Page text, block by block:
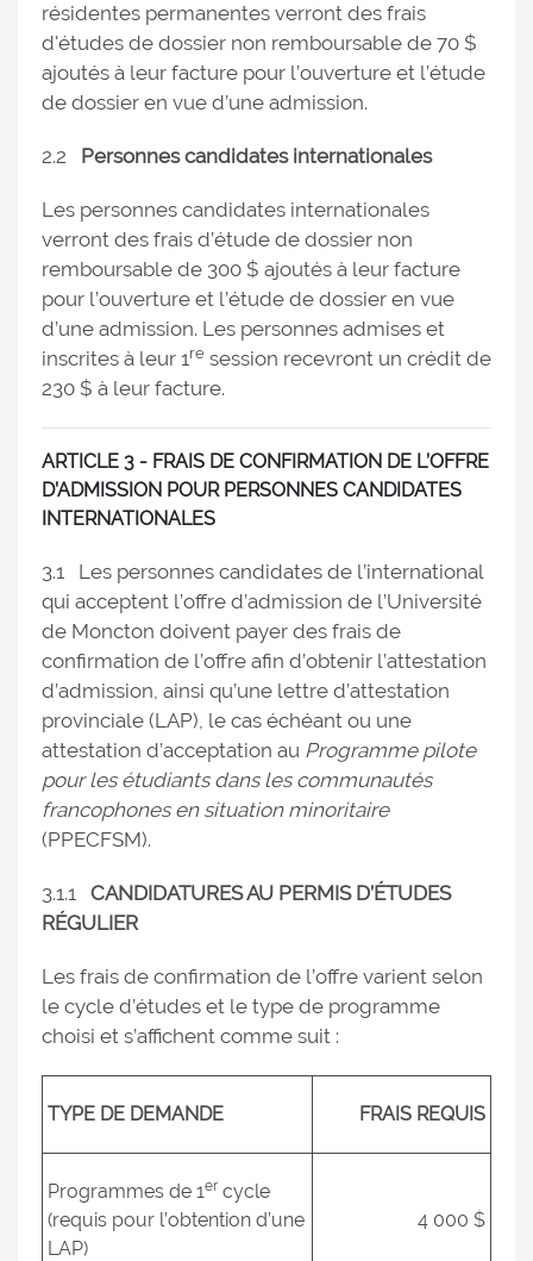
résidentes permanentes verront des frais
d'études de dossier non remboursable de 70 $
ajoutés à leur facture pour l’ouverture et l’étude
de dossier en vue d’une admission.
2.2 Personnes candidates internationales
Les personnes candidates internationales
verront des frais d’étude de dossier non
remboursable de 300 $ ajoutés à leur facture
pour l’ouverture et l’étude de dossier en vue
d’une admission. Les personnes admises et
inscrites à leur 1re session recevront un crédit de
230 $ à leur facture.
ARTICLE 3 - FRAIS DE CONFIRMATION DE L’OFFRE
D’ADMISSION POUR PERSONNES CANDIDATES
INTERNATIONALES
3.1 Les personnes candidates de l’international
qui acceptent l’offre d’admission de l’Université
de Moncton doivent payer des frais de
confirmation de l’offre afin d’obtenir l’attestation
d’admission, ainsi qu’une lettre d’attestation
provinciale (LAP), le cas échéant ou une
attestation d’acceptation au Programme pilote
pour les étudiants dans les communautés
francophones en situation minoritaire
(PPECFSM).
3.1.1 CANDIDATURES AU PERMIS D’ÉTUDES
RÉGULIER
Les frais de confirmation de l’offre varient selon
le cycle d’études et le type de programme
choisi et s’affichent comme suit :
TYPE DE DEMANDE FRAIS REQUIS
Programmes de 1er cycle
(requis pour l’obtention d’une
LAP)
4 000 $